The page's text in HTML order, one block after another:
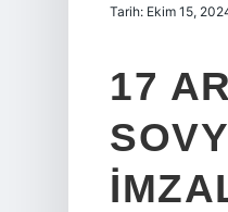
Tarih: Ekim 15,
17